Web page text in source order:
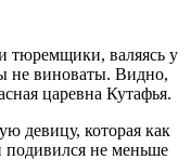
тюремщики, валяясь у
не виноваты. Видно,
царевна Кутафья.
девицу, которая как
подивился не меньше